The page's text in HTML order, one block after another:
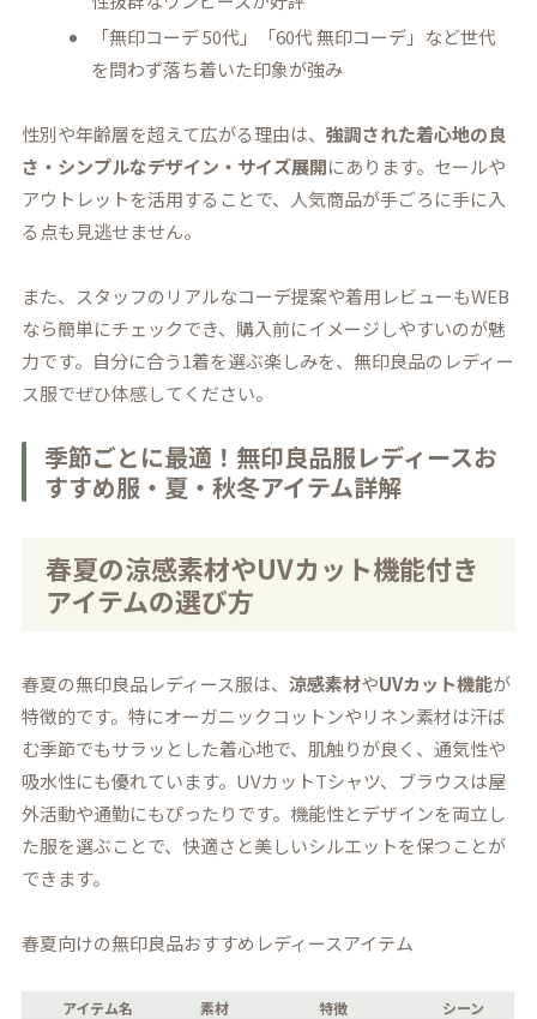
「無印コーデ 50代」「60代 無印コーデ」など世代
を問わず落ち着いた印象が強み
性別や年齢層を超えて広がる理由は、強調された着心地の良
さ・シンプルなデザイン・サイズ展開にあります。セールや
アウトレットを活用することで、人気商品が手ごろに手に入
る点も見逃せません。
また、スタッフのリアルなコーデ提案や着用レビューもWEB
なら簡単にチェックでき、購入前にイメージしやすいのが魅
力です。自分に合う1着を選ぶ楽しみを、無印良品のレディー
ス服でぜひ体感してください。
季節ごとに最適！無印良品服レディースお
すすめ服・夏・秋冬アイテム詳解
春夏の涼感素材やUVカット機能付き
アイテムの選び方
春夏の無印良品レディース服は、涼感素材やUVカット機能が
特徴的です。特にオーガニックコットンやリネン素材は汗ば
む季節でもサラッとした着心地で、肌触りが良く、通気性や
吸水性にも優れています。UVカットTシャツ、ブラウスは屋
外活動や通勤にもぴったりです。機能性とデザインを両立し
た服を選ぶことで、快適さと美しいシルエットを保つことが
できます。
春夏向けの無印良品おすすめレディースアイテム
アイテム名 素材 特徴
シーン